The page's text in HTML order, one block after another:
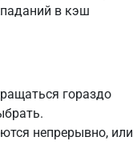
в кэш
гораздо
непрерывно, или